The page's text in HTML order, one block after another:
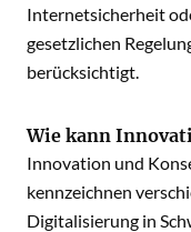
Internetsicherheit
gesetzlichen
berücksichtigt.
Wie kann
Innovation und
kennzeichnen
Digitalisierung in